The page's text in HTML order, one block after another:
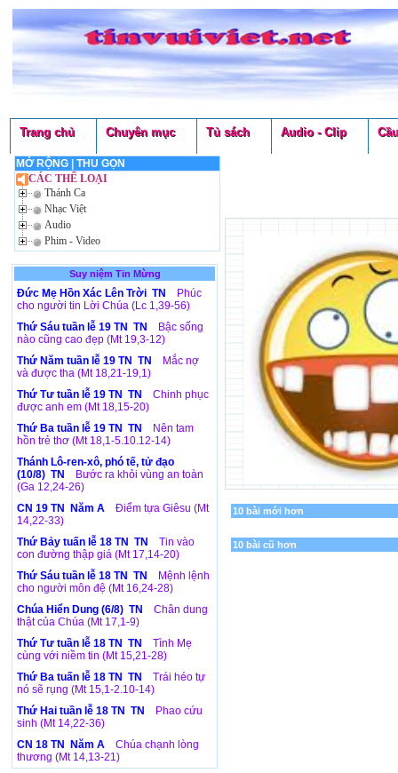
Trang chủ Chuyên mục Tủ sách Audio - Clip
MỞ RỘNG| THU GỌN
CÁC THỂ LOẠI
Thánh Ca
Nhạc Việt
Audio
Phim - Video
Suy niệm Tin Mừng
Đức Mẹ Hồn Xác Lên Trời TN
Phúc
cho người tin Lời Chúa (Lc 1,39-56)
Thứ Sáu tuần lễ 19 TN TN
Bậc sống
nào cũng cao đẹp (Mt 19,3-12)
Thứ Năm tuần lễ 19 TN TN
Mắc nợ
và được tha (Mt 18,21-19,1)
Thứ Tư tuần lễ 19 TN TN
Chinh phục
được anh em (Mt 18,15-20)
Thứ Ba tuần lễ 19 TN TN
Nên tam
hồn trẻ thơ (Mt 18,1-5.10.12-14)
Thánh Lô-ren-xô, phó tế, tử đạo
(10/8) TN
Bước ra khỏi vùng an toàn
(Ga 12,24-26)
CN 19 TN Năm A
Điểm tựa Giêsu (Mt
14,22-33)
Thứ Bảy tuấn lễ 18 TN TN
Tin vào
con đường thập giá (Mt 17,14-20)
Thứ Sáu tuần lễ 18 TN TN
Mệnh lệnh
cho người môn đệ (Mt 16,24-28)
Chúa Hiển Dung (6/8) TN
Chân dung
thật của Chúa (Mt 17,1-9)
Thứ Tư tuần lễ 18 TN TN
Tình Mẹ
cùng với niềm tin (Mt 15,21-28)
Thứ Ba tuấn lễ 18 TN TN
Trái héo tự
nó sẽ rụng (Mt 15,1-2.10-14)
Thứ Hai tuần lễ 18 TN TN
Phao cứu
sinh (Mt 14,22-36)
CN 18 TN Năm A
Chúa chạnh lòng
thương (Mt 14,13-21)
10 bài mới hơn
10 bài cũ hơn